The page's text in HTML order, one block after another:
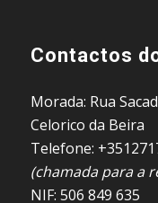
Contactos
Morada: Rua
Celorico da Beira
Telefone:
(chamada para a
NIF: 506 849 635